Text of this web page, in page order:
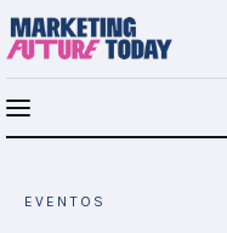
mensajes
EVENTOS